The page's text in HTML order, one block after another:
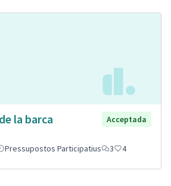
la barca
Acceptada
Pressupostos Participatius 3 4